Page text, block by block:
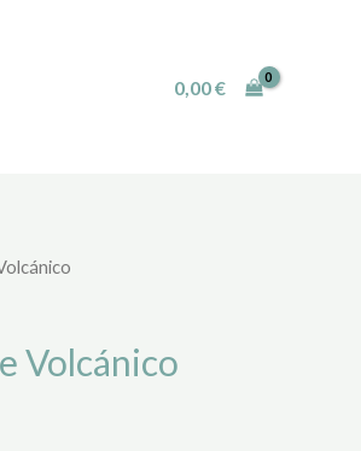
0,00€
Volcánico